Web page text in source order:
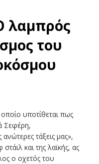
λαμπρός
του
υποτίθεται πως
Σεφέρη,
τάξεις μας»,
και της λαϊκής, ας
ο οχετός του